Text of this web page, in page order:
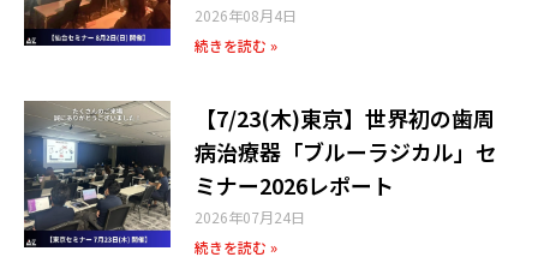
2026年08月4日
続きを読む »
【7/23(木)東京】世界初の歯周
病治療器「ブルーラジカル」セ
ミナー2026レポート
2026年07月24日
続きを読む »